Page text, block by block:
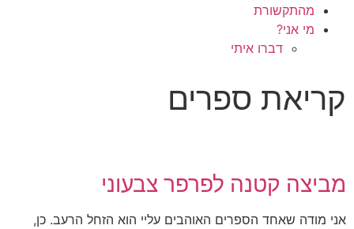
מהתקשורת
מי אני?
דברו איתי
קריאת ספרים
מביצה קטנה לפרפר צבעוני
אני מודה שאחד הספרים האוהבים עליי הוא הזחל הרעב. כן,